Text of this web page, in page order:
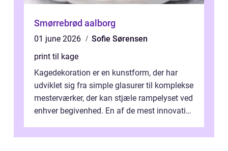
Smørrebrød aalborg
01 june 2026
Sofie Sørensen
print til kage
Kagedekoration er en kunstform, der har
udviklet sig fra simple glasurer til komplekse
mesterværker, der kan stjæle rampelyset ved
enhver begivenhed. En af de mest innovative